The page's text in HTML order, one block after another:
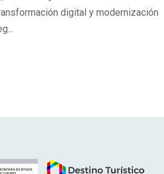
digital y modernización